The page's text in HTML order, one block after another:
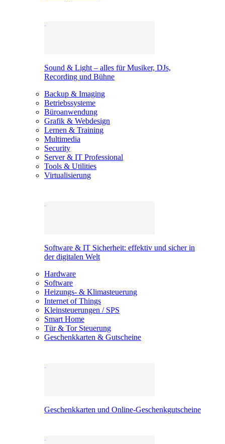
Sound & Light – alles für Musiker, DJs,
Recording und Bühne
Backup & Imaging
Betriebssysteme
Büroanwendung
Grafik & Webdesign
Lernen & Training
Multimedia
Security
Server & IT Professional
Tools & Utilities
Virtualisierung
Software & IT Sicherheit: effektiv und sicher in
der digitalen Welt
Hardware
Software
Heizungs- & Klimasteuerung
Internet of Things
Kleinsteuerungen / SPS
Smart Home
Tür & Tor Steuerung
Geschenkkarten & Gutscheine
Geschenkkarten und Online-Geschenkgutscheine